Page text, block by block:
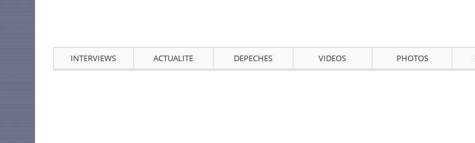
INTERVIEWS ACTUALITE DEPECHES VIDEOS PHOTOS